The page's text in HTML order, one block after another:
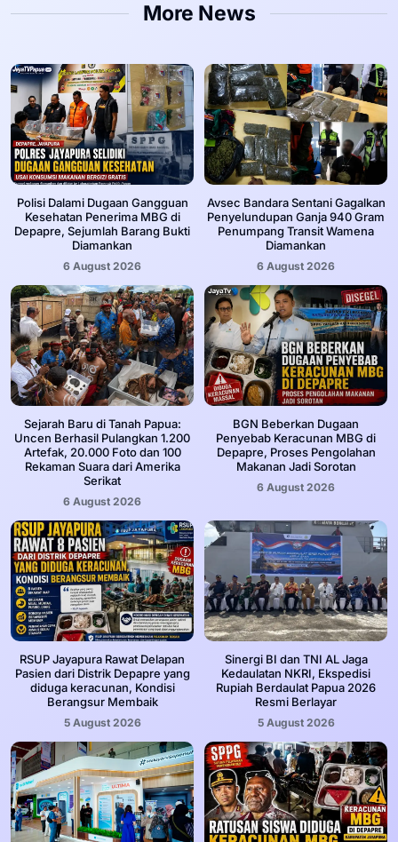
More News
‎Polisi Dalami Dugaan Gangguan
Kesehatan Penerima MBG di
Depapre, Sejumlah Barang Bukti
Diamankan
6 August 2026
Avsec Bandara Sentani Gagalkan
Penyelundupan Ganja 940 Gram
Penumpang Transit Wamena
Diamankan
6 August 2026
Sejarah Baru di Tanah Papua:
Uncen Berhasil Pulangkan 1.200
Artefak, 20.000 Foto dan 100
Rekaman Suara dari Amerika
Serikat
6 August 2026
BGN Beberkan Dugaan
Penyebab Keracunan MBG di
Depapre, Proses Pengolahan
Makanan Jadi Sorotan
6 August 2026
RSUP Jayapura Rawat Delapan
Pasien dari Distrik Depapre yang
diduga keracunan, Kondisi
Berangsur Membaik
5 August 2026
Sinergi BI dan TNI AL Jaga
Kedaulatan NKRI, Ekspedisi
Rupiah Berdaulat Papua 2026
Resmi Berlayar
5 August 2026